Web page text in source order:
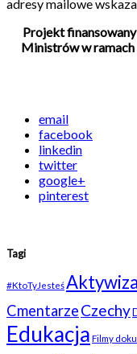
adresy mailowe
Projekt
Ministrów w ramach
email
facebook
linkedin
twitter
google+
pinterest
Tagi
#KtoTyJesteś
CmentarzeCzechy
Edukacja Filmy